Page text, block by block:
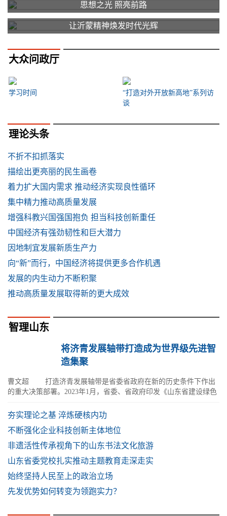
思想之光 照亮前路
让沂蒙精神焕发时代光辉
大众问政厅
学习时间
“打造对外开放新高地”系列访
谈
理论头条
不折不扣抓落实
描绘出更亮丽的民生画卷
着力扩大国内需求 推动经济实现良性循环
集中精力推动高质量发展
增强科教兴国强国抱负 担当科技创新重任
中国经济有强劲韧性和巨大潜力
因地制宜发展新质生产力
向“新”而行，中国经济将提供更多合作机遇
发展的内生动力不断积聚
推动高质量发展取得新的更大成效
智理山东
将济青发展轴带打造成为世界级先进智
造集聚
曹文超 打造济青发展轴带是省委省政府在新的历史条件下作出
的重大决策部署。2023年1月，省委、省政府印发《山东省建设绿色
夯实理论之基 淬炼硬核内功
不断强化企业科技创新主体地位
非遗活性传承视角下的山东书法文化旅游
山东省委党校扎实推动主题教育走深走实
始终坚持人民至上的政治立场
先发优势如何转变为领跑实力？